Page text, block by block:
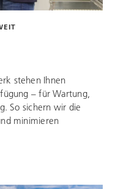
stehen Ihnen
– für Wartung,
So sichern wir die
minimieren